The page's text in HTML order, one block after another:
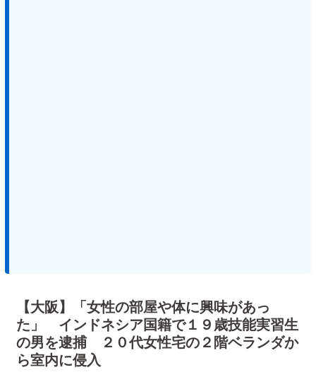
【大阪】「女性の部屋や体に興味があっ
た」 インドネシア国籍で１９歳技能実習生
の男を逮捕 ２０代女性宅の２階ベランダか
ら室内に侵入